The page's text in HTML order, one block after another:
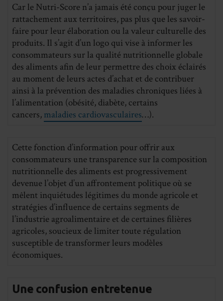
Car le Nutri-Score n’a jamais été conçu pour juger le
rattachement aux territoires, pas plus que les savoir-
faire pour leur élaboration ou la valeur culturelle des
produits. Il s’agit d’un logo qui vise à informer les
consommateurs sur la qualité nutritionnelle globale
des aliments afin de leur permettre des choix éclairés
au moment de leurs actes d’achat et de contribuer
ainsi à la prévention des maladies chroniques liées à
l’alimentation (obésité, diabète, certains
cancers, maladies cardiovasculaires…).
Cette fonction d’information pour offrir aux
consommateurs une transparence sur la composition
nutritionnelle des aliments est progressivement
devenue l’objet d’un affrontement politique où se
mêlent inquiétudes légitimes du monde agricole et
stratégies d’influence de certains segments de
l’industrie agroalimentaire et de certaines filières
agricoles, soucieux de limiter toute régulation
susceptible de transformer leurs modèles
économiques.
Une confusion entretenue